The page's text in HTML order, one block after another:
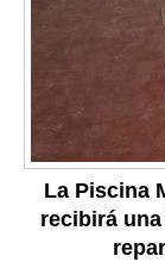
La Piscina
recibirá